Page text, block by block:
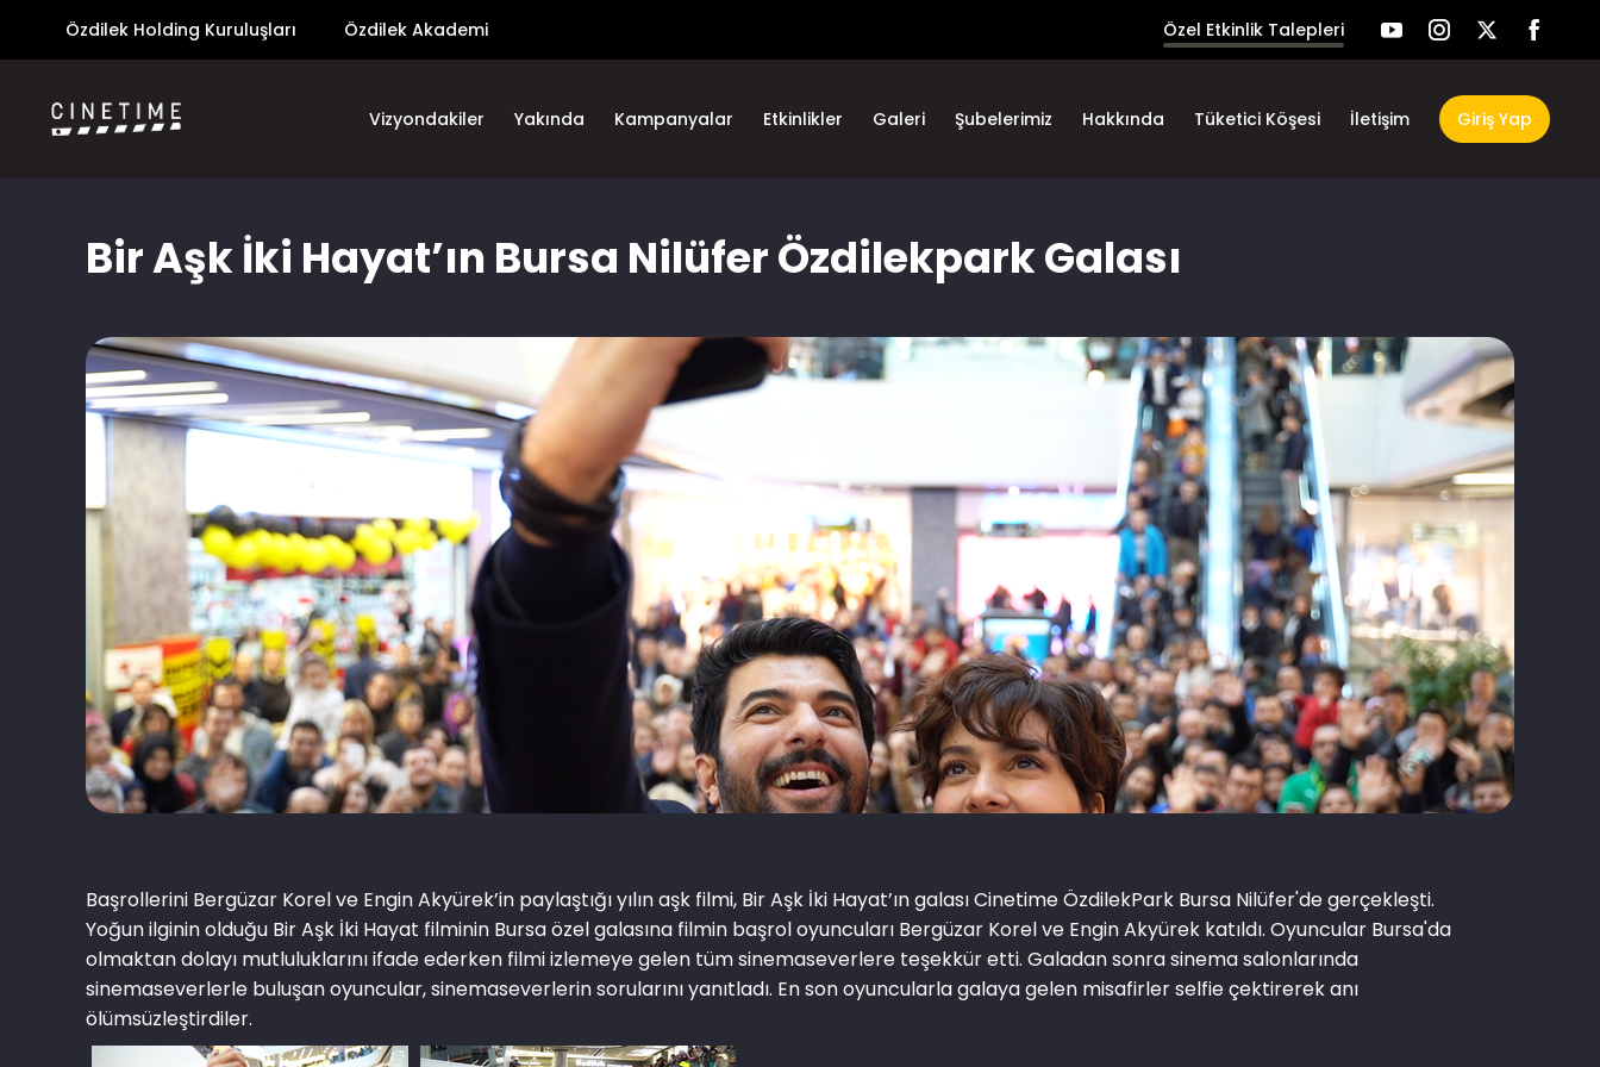
Özdilek Holding Kuruluşları Özdilek Akademi Özel Etkinlik Talepleri
Vizyondakiler Yakında Kampanyalar Etkinlikler Galeri Şubelerimiz Hakkında Tüketici Köşesi İletişim Giriş Yap
Bir Aşk İki Hayat’ın Bursa Nilüfer Özdilekpark Galası
Başrollerini Bergüzar Korel ve Engin Akyürek’in paylaştığı yılın aşk filmi, Bir Aşk İki Hayat’ın galası Cinetime ÖzdilekPark Bursa Nilüfer'de gerçekleşti.
Yoğun ilginin olduğu Bir Aşk İki Hayat filminin Bursa özel galasına filmin başrol oyuncuları Bergüzar Korel ve Engin Akyürek katıldı. Oyuncular Bursa'da
olmaktan dolayı mutluluklarını ifade ederken filmi izlemeye gelen tüm sinemaseverlere teşekkür etti. Galadan sonra sinema salonlarında
sinemaseverlerle buluşan oyuncular, sinemaseverlerin sorularını yanıtladı. En son oyuncularla galaya gelen misafirler selfie çektirerek anı
ölümsüzleştirdiler.